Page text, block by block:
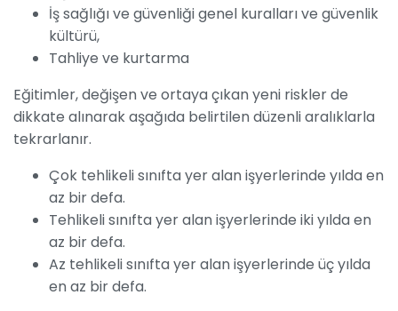
İş sağlığı ve güvenliği genel kuralları ve güvenlik
kültürü,
Tahliye ve kurtarma
Eğitimler, değişen ve ortaya çıkan yeni riskler de
dikkate alınarak aşağıda belirtilen düzenli aralıklarla
tekrarlanır.
Çok tehlikeli sınıfta yer alan işyerlerinde yılda en
az bir defa.
Tehlikeli sınıfta yer alan işyerlerinde iki yılda en
az bir defa.
Az tehlikeli sınıfta yer alan işyerlerinde üç yılda
en az bir defa.